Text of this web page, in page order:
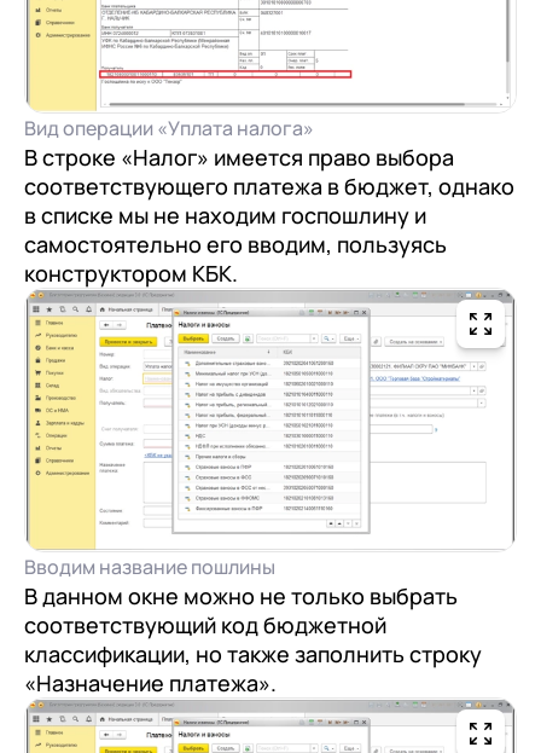
Вид операции «Уплата налога»
В строке «Налог» имеется право выбора
соответствующего платежа в бюджет, однако
в списке мы не находим госпошлину и
самостоятельно его вводим, пользуясь
конструктором КБК.
Вводим название пошлины
В данном окне можно не только выбрать
соответствующий код бюджетной
классификации, но также заполнить строку
«Назначение платежа».